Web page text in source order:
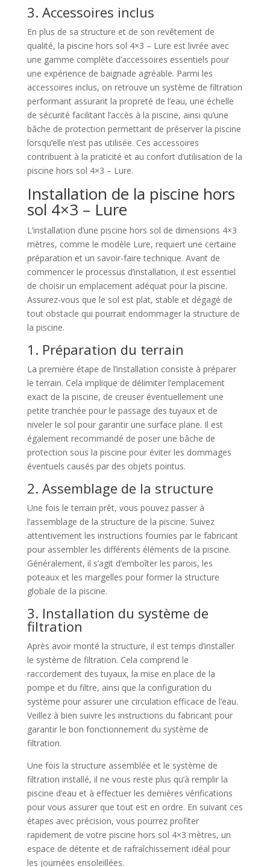
3. Accessoires inclus
En plus de sa structure et de son revêtement de
qualité, la piscine hors sol 4×3 – Lure est livrée avec
une gamme complète d’accessoires essentiels pour
une expérience de baignade agréable. Parmi les
accessoires inclus, on retrouve un système de filtration
performant assurant la propreté de l’eau, une échelle
de sécurité facilitant l’accès à la piscine, ainsi qu’une
bâche de protection permettant de préserver la piscine
lorsqu’elle n’est pas utilisée. Ces accessoires
contribuent à la praticité et au confort d’utilisation de la
piscine hors sol 4×3 – Lure.
Installation de la piscine hors
sol 4×3 – Lure
L’installation d’une piscine hors sol de dimensions 4×3
mètres, comme le modèle Lure, requiert une certaine
préparation et un savoir-faire technique. Avant de
commencer le processus d’installation, il est essentiel
de choisir un emplacement adéquat pour la piscine.
Assurez-vous que le sol est plat, stable et dégagé de
tout obstacle qui pourrait endommager la structure de
la piscine.
1. Préparation du terrain
La première étape de l’installation consiste à préparer
le terrain. Cela implique de délimiter l’emplacement
exact de la piscine, de creuser éventuellement une
petite tranchée pour le passage des tuyaux et de
niveler le sol pour garantir une surface plane. Il est
également recommandé de poser une bâche de
protection sous la piscine pour éviter les dommages
éventuels causés par des objets pointus.
2. Assemblage de la structure
Une fois le terrain prêt, vous pouvez passer à
l’assemblage de la structure de la piscine. Suivez
attentivement les instructions fournies par le fabricant
pour assembler les différents éléments de la piscine.
Généralement, il s’agit d’emboîter les parois, les
poteaux et les margelles pour former la structure
globale de la piscine.
3. Installation du système de
filtration
Après avoir monté la structure, il est temps d’installer
le système de filtration. Cela comprend le
raccordement des tuyaux, la mise en place de la
pompe et du filtre, ainsi que la configuration du
système pour assurer une circulation efficace de l’eau.
Veillez à bien suivre les instructions du fabricant pour
garantir le bon fonctionnement du système de
filtration.
Une fois la structure assemblée et le système de
filtration installé, il ne vous reste plus qu’à remplir la
piscine d’eau et à effectuer les dernières vérifications
pour vous assurer que tout est en ordre. En suivant ces
étapes avec précision, vous pourrez profiter
rapidement de votre piscine hors sol 4×3 mètres, un
espace de détente et de rafraîchissement idéal pour
les journées ensoleillées.